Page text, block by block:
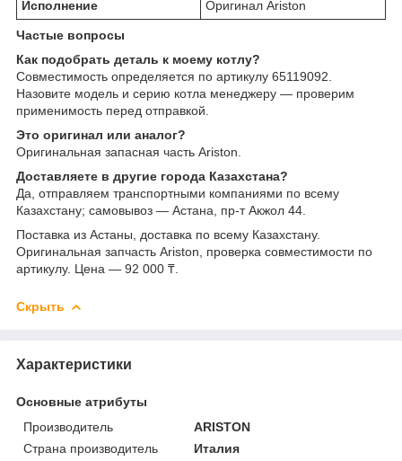
Исполнение Оригинал Ariston
Частые вопросы
Как подобрать деталь к моему котлу?
Совместимость определяется по артикулу 65119092.
Назовите модель и серию котла менеджеру — проверим
применимость перед отправкой.
Это оригинал или аналог?
Оригинальная запасная часть Ariston.
Доставляете в другие города Казахстана?
Да, отправляем транспортными компаниями по всему
Казахстану; самовывоз — Астана, пр-т Акжол 44.
Поставка из Астаны, доставка по всему Казахстану.
Оригинальная запчасть Ariston, проверка совместимости по
артикулу. Цена — 92 000 ₸.
Скрыть
Характеристики
Основные атрибуты
Производитель
ARISTON
Страна производитель
Италия